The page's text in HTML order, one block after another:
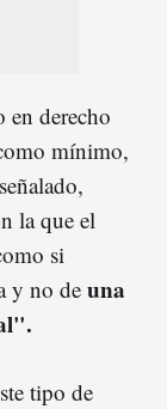
en derecho
mínimo,
la que el
si
y no de una
tipo de